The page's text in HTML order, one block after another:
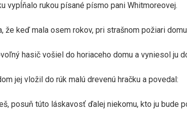
vypĺňalo rukou písané písmo pani Whitmoreovej.
že keď mala osem rokov, pri strašnom požiari
hasič vošiel do horiaceho domu a vyniesol ju
jej vložil do rúk malú drevenú hračku a povedal:
posuň túto láskavosť ďalej niekomu, kto ju bude